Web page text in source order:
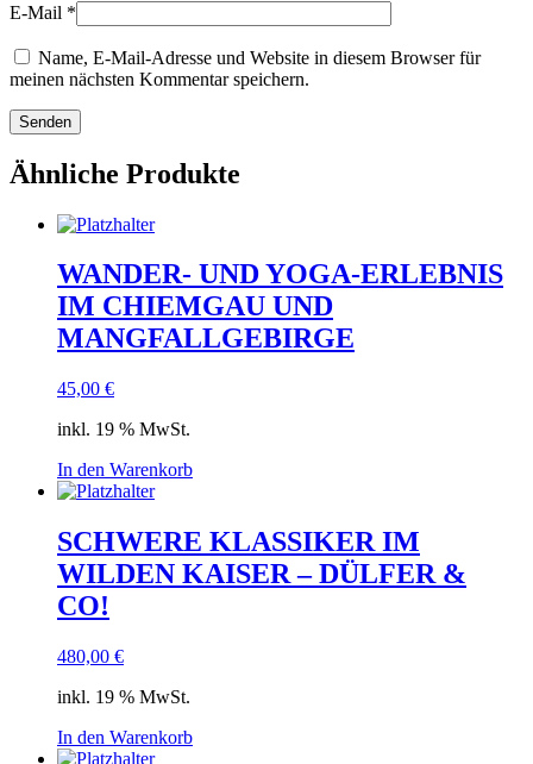
E-Mail *
Name, E-Mail-Adresse und Website in diesem Browser für
meinen nächsten Kommentar speichern.
Ähnliche Produkte
WANDER- UND YOGA-ERLEBNIS
IM CHIEMGAU UND
MANGFALLGEBIRGE
45,00 €
inkl. 19 % MwSt.
In den Warenkorb
SCHWERE KLASSIKER IM
WILDEN KAISER – DÜLFER &
CO!
480,00 €
inkl. 19 % MwSt.
In den Warenkorb